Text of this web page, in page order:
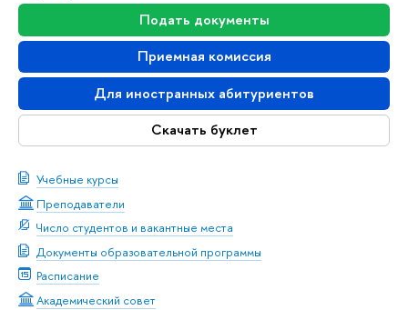
Подать документы
Приемная комиссия
Для иностранных абитуриентов
Скачать буклет
Учебные курсы
Преподаватели
Число студентов и вакантные места
Документы образовательной программы
Расписание
Академический совет